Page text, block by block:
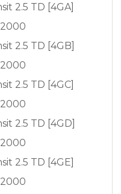
2.5 TD [4GA]
2.5 TD [4GB]
2.5 TD [4GC]
2.5 TD [4GD]
2.5 TD [4GE]